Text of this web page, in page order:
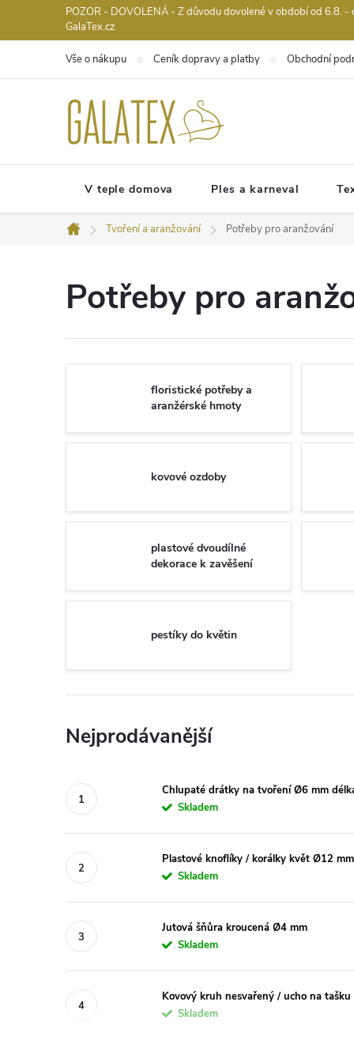
POZOR - DOVOLENÁ - Z důvodu dovolené v období od 6.8.
GalaTex.cz
Vše o nákupu Ceník dopravy a platby Obchodní
V teple domova Ples a karneval
Domů
Tvoření a aranžování Potřeby pro aranžování
Potřeby pro
floristické potřeby a
aranžérské hmoty
kovové ozdoby
plastové dvoudílné
dekorace k zavěšení
pestíky do květin
Nejprodávanější
Chlupaté drátky na tvoření Ø6 mm
Skladem
Plastové knoflíky / korálky květ Ø12 mm
Skladem
Jutová šňůra kroucená Ø4 mm
Skladem
Kovový kruh nesvařený / ucho na
Skladem